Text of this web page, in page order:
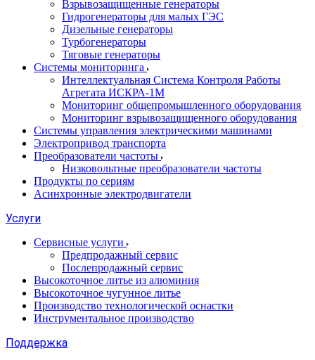
Взрывозащищенные генераторы
Гидрогенераторы для малых ГЭС
Дизельные генераторы
Турбогенераторы
Тяговые генераторы
Системы мониторинга
Интеллектуальная Система Контроля Работы
Агрегата ИСКРА-1М
Мониторинг общепромышленного оборудования
Мониторинг взрывозащищенного оборудования
Системы управления электрическими машинами
Электропривод транспорта
Преобразователи частоты
Низковольтные преобразователи частоты
Продукты по сериям
Асинхронные электродвигатели
Услуги
Сервисные услуги
Предпродажный сервис
Послепродажный сервис
Высокоточное литье из алюминия
Высокоточное чугунное литье
Производство технологической оснастки
Инструментальное производство
Поддержка